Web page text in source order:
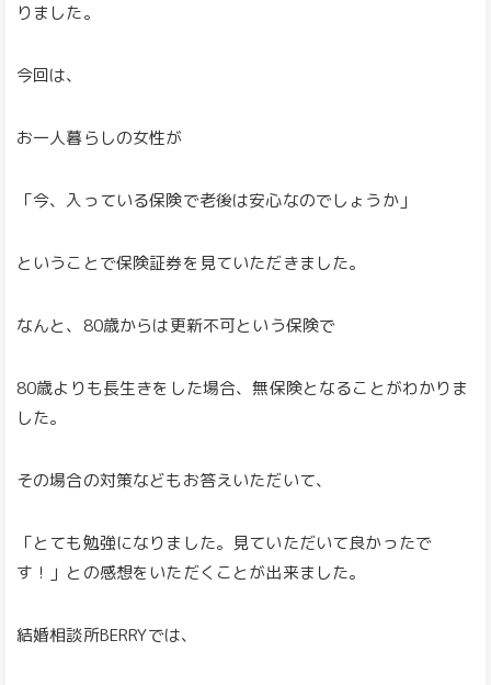
りました。
今回は、
お一人暮らしの女性が
「今、入っている保険で老後は安心なのでしょうか」
ということで保険証券を見ていただきました。
なんと、80歳からは更新不可という保険で
80歳よりも長生きをした場合、無保険となることがわかりま
した。
その場合の対策などもお答えいただいて、
「とても勉強になりました。見ていただいて良かったで
す！」との感想をいただくことが出来ました。
結婚相談所BERRYでは、